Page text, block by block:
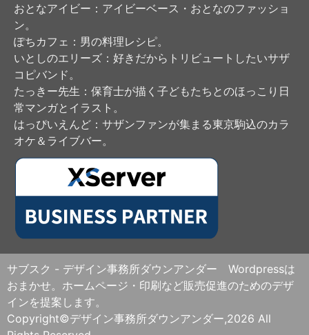
おとなアイビー ：アイビーベース・おとなのファッショ
ン。
ぽちカフェ ：男の料理レシピ。
いとしのエリーズ ：好きだからトリビュートしたいサザ
コピバンド。
たっきー先生 ：保育士が描く子どもたちとのほっこり日
常マンガとイラスト。
はっぴいえんど ：サザンファンが集まる東京駒込のカラ
オケ＆ライブバー。
サブスク - デザイン事務所ダウンアンダー Wordpressは
おまかせ。ホームページ・印刷など販売促進のためのデザ
インを提案します。
Copyright©デザイン事務所ダウンアンダー,2026 All